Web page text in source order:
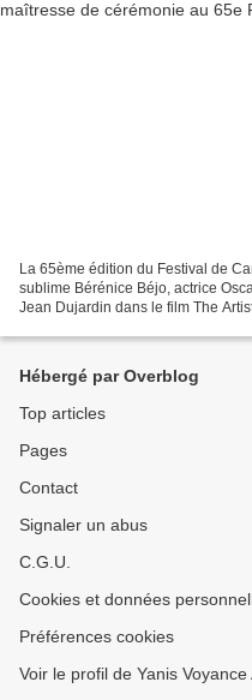
La 65ème édition du Festival de
sublime Bérénice Béjo, actrice
Jean Dujardin dans le film The
Hébergé par Overblog
Top articles
Pages
Contact
Signaler un abus
C.G.U.
Cookies et données
Préférences cookies
Voir le profil de Yanis